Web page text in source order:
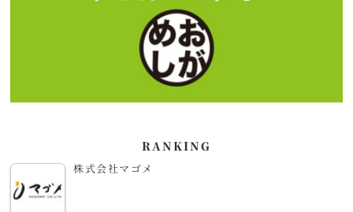
RANKING
株式会社マゴメ